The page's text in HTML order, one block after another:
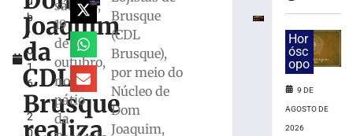
b
r
o
1
6
2
0
Joaquim
da
CDL
Brusque
realiza
sábado,
19
de
outubro,
no
pátio
da
Brusque
(CDL
Brusque),
por meio do
Núcleo de
Dom
Joaquim,
Mães
Brusque
acontece
Hor
ósc
opo
9 DE
AGOSTO DE
2026